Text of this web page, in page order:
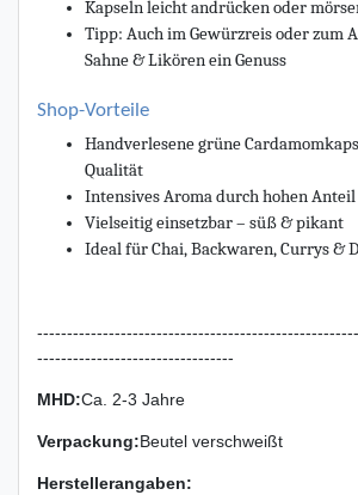
Kapseln leicht andrücken oder
Tipp: Auch im Gewürzreis oder zum
Sahne & Likören ein Genuss
Shop-Vorteile
Handverlesene grüne
Qualität
Intensives Aroma durch hohen
Vielseitig einsetzbar – süß & pikant
Ideal für Chai, Backwaren, Currys &
---------------------------------
MHD:Ca. 2-3 Jahre
Verpackung:Beutel verschweißt
Herstellerangaben: